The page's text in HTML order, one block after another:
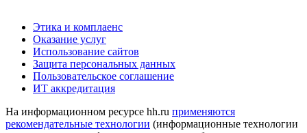
Этика и комплаенс
Оказание услуг
Использование сайтов
Защита персональных данных
Пользовательское соглашение
ИТ аккредитация
На информационном ресурсе hh.ru применяются
рекомендательные технологии (информационные технологии